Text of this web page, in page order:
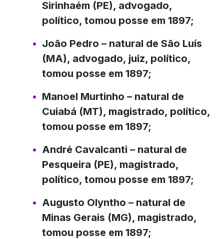
Sirinhaém (PE), advogado,
político, tomou posse em 1897;
João Pedro – natural de São Luís
(MA), advogado, juiz, político,
tomou posse em 1897;
Manoel Murtinho – natural de
Cuiabá (MT), magistrado, político,
tomou posse em 1897;
André Cavalcanti – natural de
Pesqueira (PE), magistrado,
político, tomou posse em 1897;
Augusto Olyntho – natural de
Minas Gerais (MG), magistrado,
tomou posse em 1897;